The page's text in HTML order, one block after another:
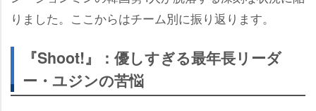
りました。ここからはチーム別に振り返ります。
『Shoot!』：優しすぎる最年長リーダ
ー・ユジンの苦悩